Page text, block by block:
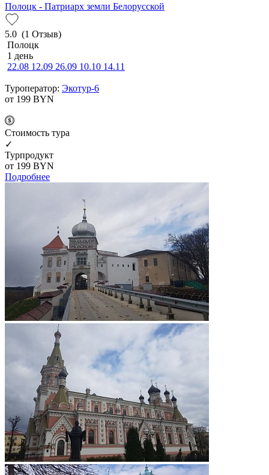
Полоцк - Патриарх земли Белорусской
5.0 (1 Отзыв)
Полоцк
1 день
22.08 12.09 26.09 10.10 14.11
Туроператор: Экотур-6
от 199 BYN
Cтоимость тура
✓
Турпродукт
от 199 BYN
Подробнее